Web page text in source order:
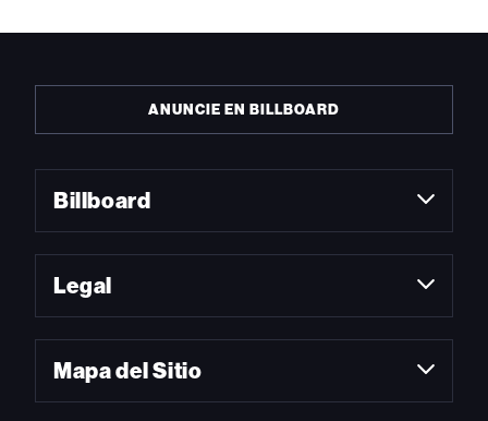
ANUNCIE EN BILLBOARD
Billboard
Legal
Mapa del Sitio